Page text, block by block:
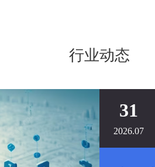
行业动态
31
2026.07